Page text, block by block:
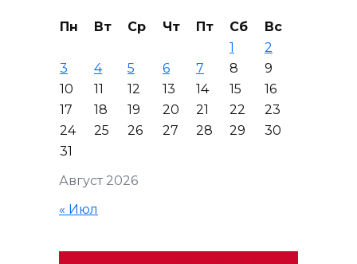
Август 2026
Пн Вт Ср Чт Пт Сб
Вс
1
2
3
4 5 6 7 8
9
10
11 12 13 14 15
16
17
18 19 20 21 22
23
24
25 26 27 28 29
30
31
« Июл